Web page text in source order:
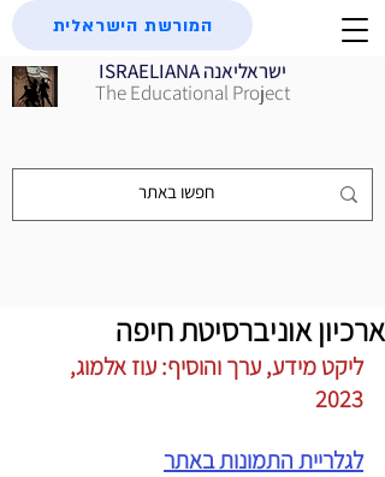
ISRAELIANA ישראליאנה
The Educational Project
המורשת הישראלית
ארכיון אוניברסיטת חיפה
ליקט מידע, ערך והוסיף: עוז אלמוג,
2023
לגלריית התמונות באתר